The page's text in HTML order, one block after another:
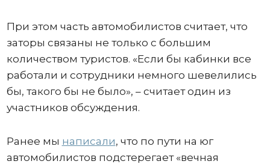
При этом часть автомобилистов считает, что
заторы связаны не только с большим
количеством туристов. «Если бы кабинки все
работали и сотрудники немного шевелились
бы, такого бы не было», – считает один из
участников обсуждения.
Ранее мы написали, что по пути на юг
автомобилистов подстерегает «вечная